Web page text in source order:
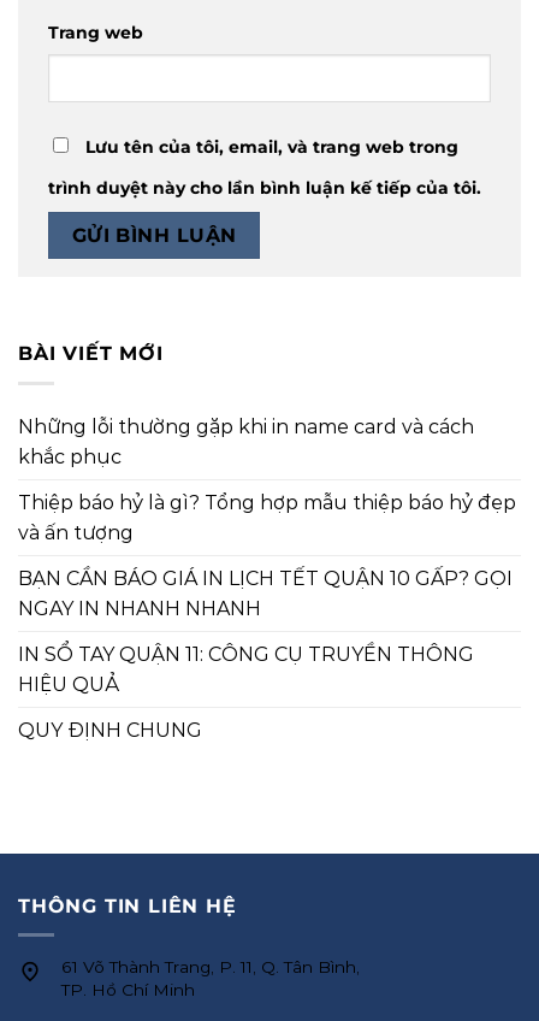
Trang web
Lưu tên của tôi, email, và trang web trong
trình duyệt này cho lần bình luận kế tiếp của tôi.
BÀI VIẾT MỚI
Những lỗi thường gặp khi in name card và cách
khắc phục
Thiệp báo hỷ là gì? Tổng hợp mẫu thiệp báo hỷ đẹp
và ấn tượng
BẠN CẦN BÁO GIÁ IN LỊCH TẾT QUẬN 10 GẤP? GỌI
NGAY IN NHANH NHANH
IN SỔ TAY QUẬN 11: CÔNG CỤ TRUYỀN THÔNG
HIỆU QUẢ
QUY ĐỊNH CHUNG
THÔNG TIN LIÊN HỆ
61 Võ Thành Trang, P. 11, Q. Tân Bình,
TP. Hồ Chí Minh